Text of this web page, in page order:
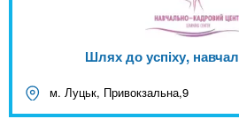
Шлях до успіху,
м. Луцьк, Привокзальна,9